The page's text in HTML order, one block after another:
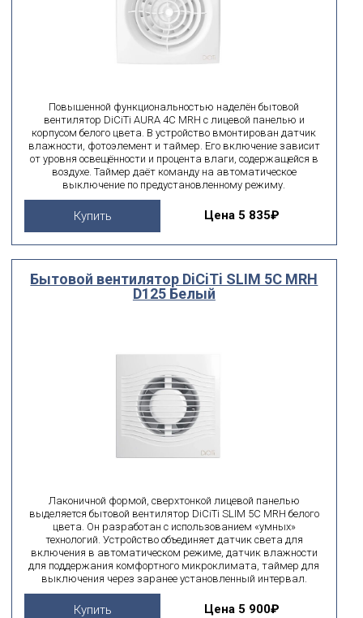
Повышенной функциональностью наделён бытовой
вентилятор DiCiTi AURA 4C MRH с лицевой панелью и
корпусом белого цвета. В устройство вмонтирован датчик
влажности, фотоэлемент и таймер. Его включение зависит
от уровня освещённости и процента влаги, содержащейся в
воздухе. Таймер даёт команду на автоматическое
выключение по предустановленному режиму.
Купить Цена 5 835₽
Бытовой вентилятор DiCiTi SLIM 5C MRH
D125 Белый
Лаконичной формой, сверхтонкой лицевой панелью
выделяется бытовой вентилятор DiCiTi SLIM 5C MRH белого
цвета. Он разработан с использованием «умных»
технологий. Устройство объединяет датчик света для
включения в автоматическом режиме, датчик влажности
для поддержания комфортного микроклимата, таймер для
выключения через заранее установленный интервал.
Купить Цена 5 900₽